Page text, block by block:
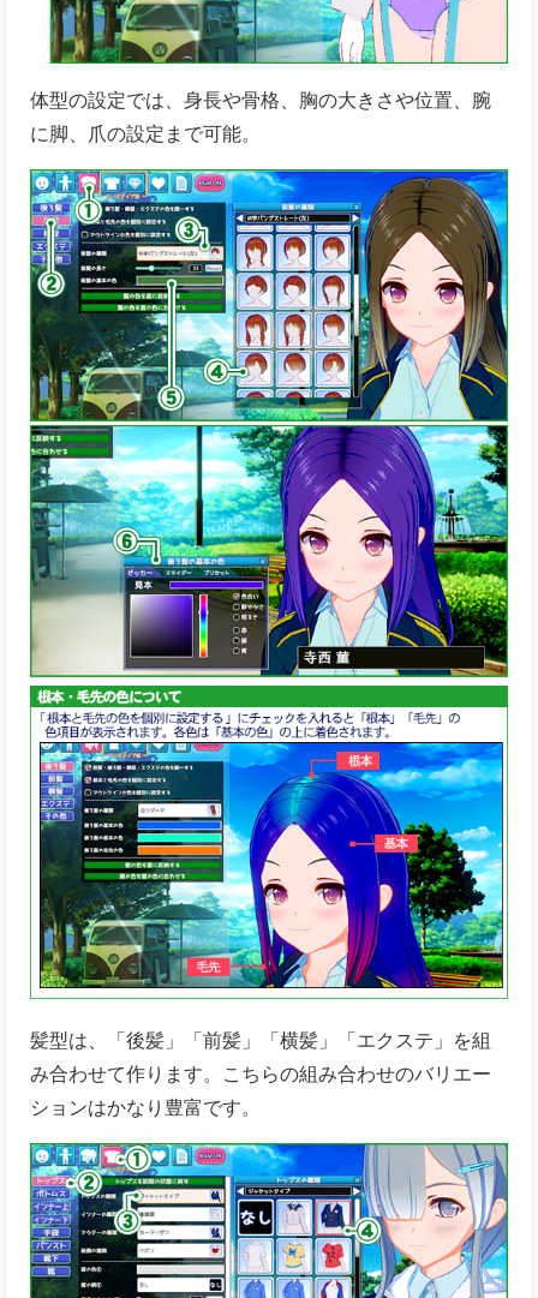
体型の設定では、身長や骨格、胸の大きさや位置、腕
に脚、爪の設定まで可能。
髪型は、「後髪」「前髪」「横髪」「エクステ」を組
み合わせて作ります。こちらの組み合わせのバリエー
ションはかなり豊富です。